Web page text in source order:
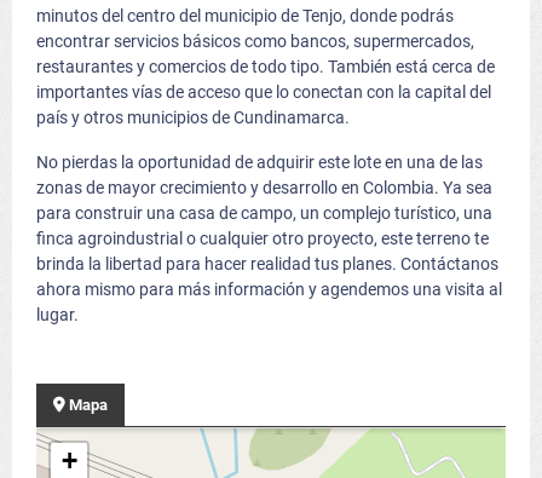
minutos del centro del municipio de Tenjo, donde podrás
encontrar servicios básicos como bancos, supermercados,
restaurantes y comercios de todo tipo. También está cerca de
importantes vías de acceso que lo conectan con la capital del
país y otros municipios de Cundinamarca.
No pierdas la oportunidad de adquirir este lote en una de las
zonas de mayor crecimiento y desarrollo en Colombia. Ya sea
para construir una casa de campo, un complejo turístico, una
finca agroindustrial o cualquier otro proyecto, este terreno te
brinda la libertad para hacer realidad tus planes. Contáctanos
ahora mismo para más información y agendemos una visita al
lugar.
Mapa
+